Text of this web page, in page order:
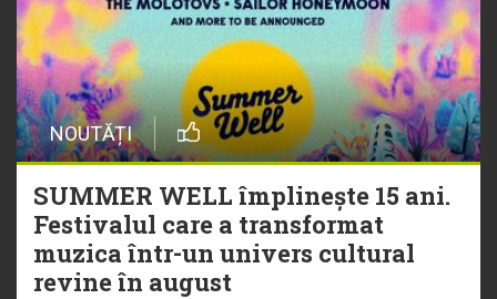
NOUTĂȚI
SUMMER WELL împlinește 15 ani.
Festivalul care a transformat
muzica într-un univers cultural
revine în august